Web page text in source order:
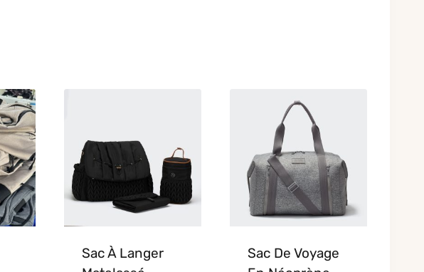
Sac À Langer
Sac De Voyage